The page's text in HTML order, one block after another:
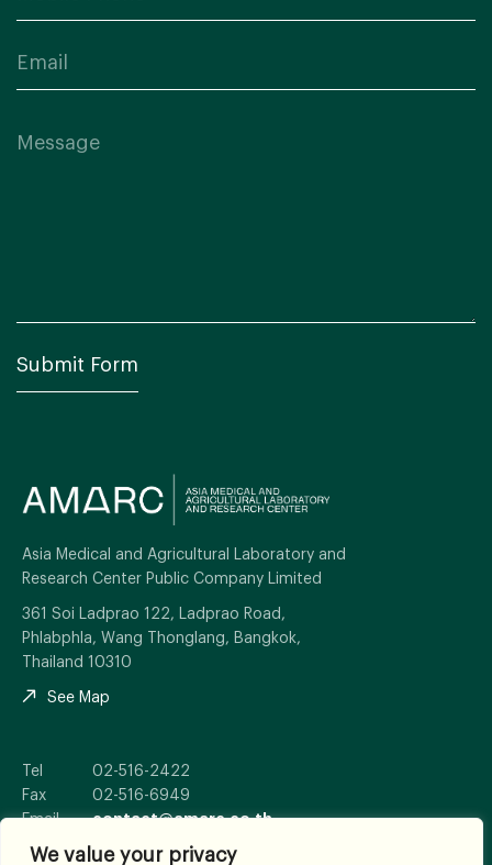
We value your privacy
Asia Medical and Agricultural Laboratory and
Research Center Public Company Limited
361 Soi Ladprao 122, Ladprao Road,
Phlabphla, Wang Thonglang, Bangkok,
Thailand 10310
See Map
Tel
02-516-2422
Fax
02-516-6949
Email
contact@amarc.co.th